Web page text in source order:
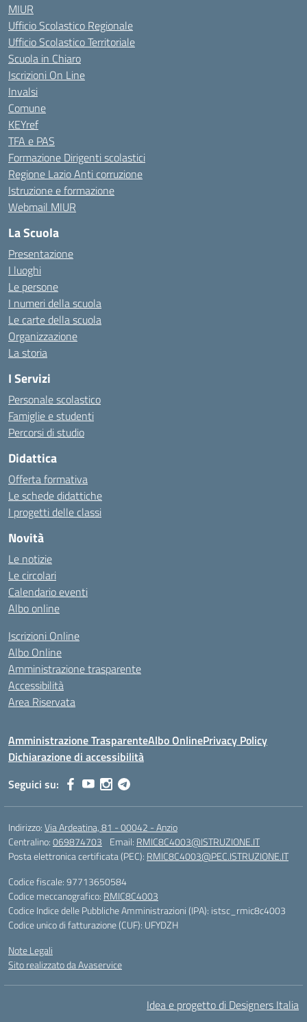
MIUR
Ufficio Scolastico Regionale
Ufficio Scolastico Territoriale
Scuola in Chiaro
Iscrizioni On Line
Invalsi
Comune
KEYref
TFA e PAS
Formazione Dirigenti scolastici
Regione Lazio Anti corruzione
Istruzione e formazione
Webmail MIUR
La Scuola
Presentazione
I luoghi
Le persone
I numeri della scuola
Le carte della scuola
Organizzazione
La storia
I Servizi
Personale scolastico
Famiglie e studenti
Percorsi di studio
Didattica
Offerta formativa
Le schede didattiche
I progetti delle classi
Novità
Le notizie
Le circolari
Calendario eventi
Albo online
Iscrizioni Online
Albo Online
Amministrazione trasparente
Accessibilità
Area Riservata
Amministrazione TrasparenteAlbo OnlinePrivacy Policy
Dichiarazione di accessibilità
Seguici su:
Indirizzo:Via Ardeatina, 81 - 00042 - Anzio
Centralino:069874703 Email: RMIC8C4003@ISTRUZIONE.IT
Posta elettronica certificata (PEC): RMIC8C4003@PEC.ISTRUZIONE.IT
Codice fiscale: 97713650584
Codice meccanografico: RMIC8C4003
Codice Indice delle Pubbliche Amministrazioni (IPA): istsc_rmic8c4003
Codice unico di fatturazione (CUF): UFYDZH
Note Legali
Sito realizzato da Avaservice
Idea e progetto di Designers Italia